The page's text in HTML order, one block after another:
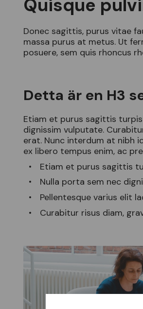
Quisque
Donec sagittis, purus vitae
massa purus at metus. Ut
posuere, sem quis rhoncus
Detta är en H3
Etiam et purus sagittis
dignissim vulputate.
erat. Nunc interdum at nibh
ex libero tempus enim, ac
Etiam et purus sagittis
Nulla porta sem nec
Pellentesque varius elit
Curabitur risus diam,